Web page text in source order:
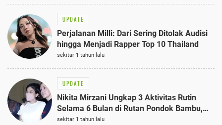
UPDATE
Perjalanan Milli: Dari Sering Ditolak Audisi
hingga Menjadi Rapper Top 10 Thailand
sekitar 1 tahun lalu
UPDATE
Nikita Mirzani Ungkap 3 Aktivitas Rutin
Selama 6 Bulan di Rutan Pondok Bambu,
Terungkap!
sekitar 1 tahun lalu